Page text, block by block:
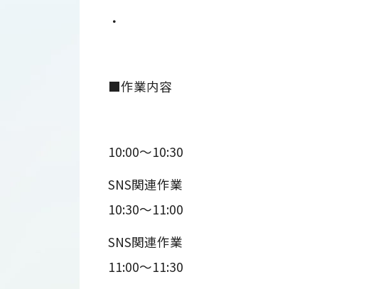
・
■作業内容
10:00～10:30
SNS関連作業
10:30～11:00
SNS関連作業
11:00～11:30